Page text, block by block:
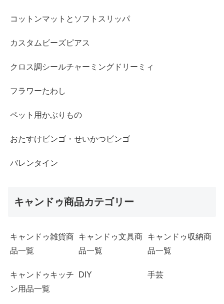
コットンマットとソフトスリッパ
カスタムビーズピアス
クロス調シールチャーミングドリーミィ
フラワーたわし
ペット用かぶりもの
おたすけビンゴ・せいかつビンゴ
バレンタイン
キャンドゥ商品カテゴリー
キャンドゥ雑貨商
品一覧
キャンドゥ文具商
品一覧
キャンドゥ収納商
品一覧
キャンドゥキッチ
ン用品一覧
DIY 手芸